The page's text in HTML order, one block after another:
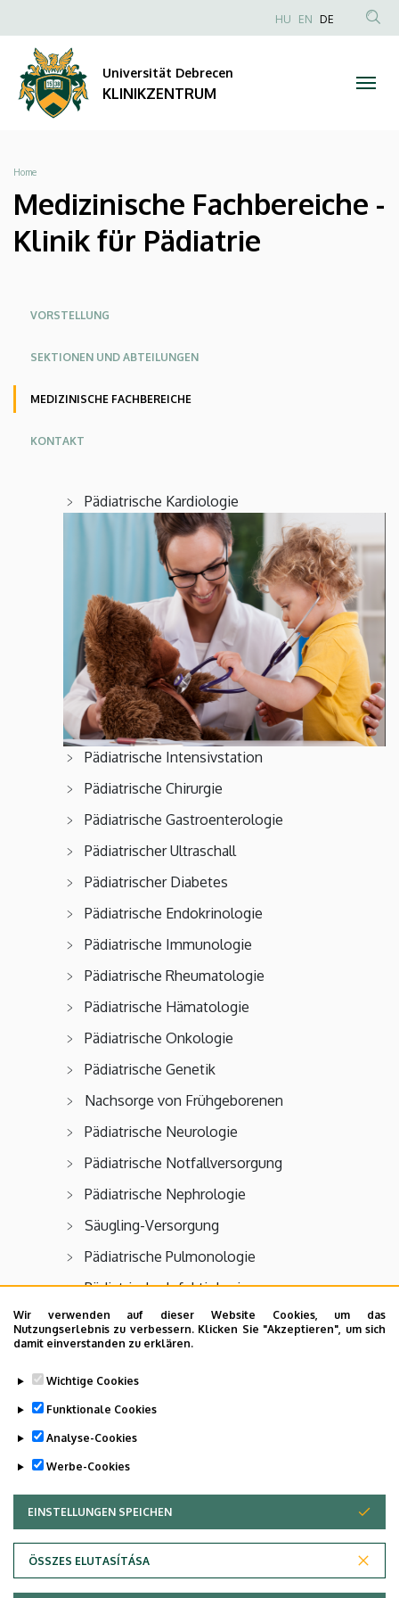
Wir verwenden auf dieser Website Cookies, um das
Nutzungserlebnis zu verbessern. Klicken Sie "Akzeptieren", um sich
damit einverstanden zu erklären.
Wichtige Cookies
Funktionale Cookies
Analyse-Cookies
Werbe-Cookies
EINSTELLUNGEN SPEICHEN
ÖSSZES ELUTASÍTÁSA
ZUSTIMMUNG ZURÜCKZIEHEN
Fachbereiche
Klinik
für
Pädiatrie
zum
Inhalt
Anonim
HU EN DE
Universität Debrecen
KLINIKZENTRUM
Breadcrumb
Home
Medizinische Fachbereiche -
Klinik für Pädiatrie
Oldalmenü
Oldalmenü
Angol
Oldalmenü
Német
VORSTELLUNG
SEKTIONEN UND ABTEILUNGEN
MEDIZINISCHE FACHBEREICHE
KONTAKT
Pädiatrische Kardiologie
Pädiatrische Intensivstation
Pädiatrische Chirurgie
Pädiatrische Gastroenterologie
Pädiatrischer Ultraschall
Pädiatrischer Diabetes
Pädiatrische Endokrinologie
Pädiatrische Immunologie
Pädiatrische Rheumatologie
Pädiatrische Hämatologie
Pädiatrische Onkologie
Pädiatrische Genetik
Nachsorge von Frühgeborenen
Pädiatrische Neurologie
Pädiatrische Notfallversorgung
Pädiatrische Nephrologie
Säugling-Versorgung
Pädiatrische Pulmonologie
Pädiatrische Infektiologie
Intensivstation für Frühgeborene
Pädiatrische Psychologie
Last update: